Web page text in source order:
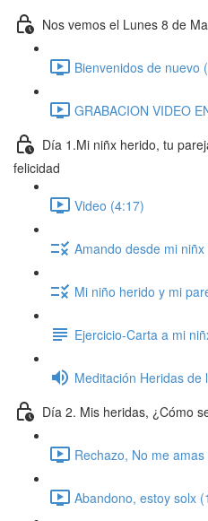
Nos vemos el Lunes 8 de
Bienvenidos de nuevo
GRABACION VIDEO
Día 1.Mi niñx herido, tu
felicidad
Video (4:17)
Amando desde mi niñx
Mi niño herido y mi
Ejercicio-Carta a mi
Meditación Heridas de
Día 2. Mis heridas, ¿Cómo
Rechazo, No me
Abandono, estoy solx